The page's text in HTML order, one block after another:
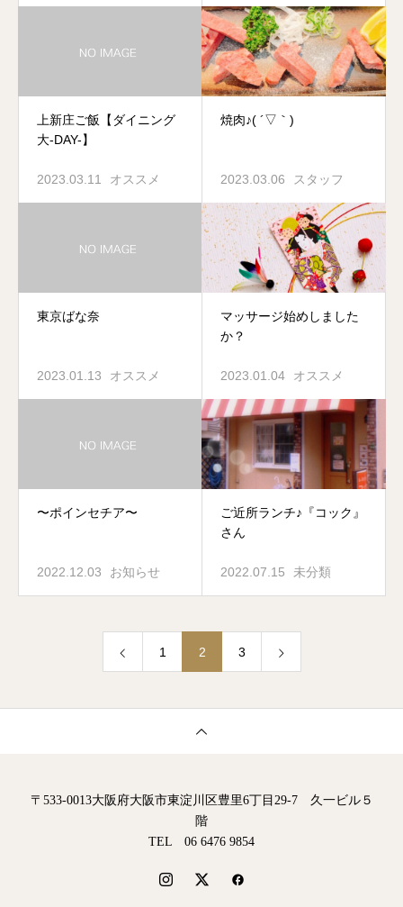
上新庄ご飯【ダイニング
大-DAY-】
2023.03.11 オススメ
焼肉♪( ´▽｀)
2023.03.06 スタッフ
東京ばな奈
2023.01.13 オススメ
マッサージ始めしました
か？
2023.01.04 オススメ
〜ポインセチア〜
2022.12.03 お知らせ
ご近所ランチ♪『コック』
さん
2022.07.15 未分類
1 2 3
〒533-0013大阪府大阪市東淀川区豊里6丁目29-7 久一ビル５
階
TEL 06 6476 9854